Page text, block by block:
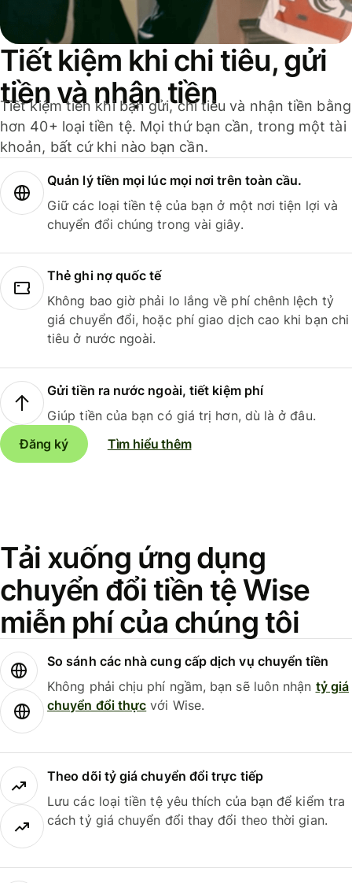
Tiết kiệm khi chi tiêu, gửi
tiền và nhận tiền
Tiết kiệm tiền khi bạn gửi, chi tiêu và nhận tiền bằng
hơn 40+ loại tiền tệ. Mọi thứ bạn cần, trong một tài
khoản, bất cứ khi nào bạn cần.
Quản lý tiền mọi lúc mọi nơi trên toàn cầu.
Giữ các loại tiền tệ của bạn ở một nơi tiện lợi và
chuyển đổi chúng trong vài giây.
Thẻ ghi nợ quốc tế
Không bao giờ phải lo lắng về phí chênh lệch tỷ
giá chuyển đổi, hoặc phí giao dịch cao khi bạn chi
tiêu ở nước ngoài.
Gửi tiền ra nước ngoài, tiết kiệm phí
Giúp tiền của bạn có giá trị hơn, dù là ở đâu.
Đăng ký
Tìm hiểu thêm
Tải xuống ứng dụng
chuyển đổi tiền tệ Wise
miễn phí của chúng tôi
So sánh các nhà cung cấp dịch vụ chuyển tiền
Không phải chịu phí ngầm, bạn sẽ luôn nhận tỷ giá
chuyển đổi thực với Wise.
Theo dõi tỷ giá chuyển đổi trực tiếp
Lưu các loại tiền tệ yêu thích của bạn để kiểm tra
cách tỷ giá chuyển đổi thay đổi theo thời gian.